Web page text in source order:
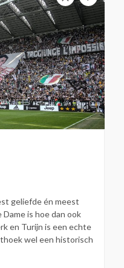
geliefde én meest
is hoe dan ook
en Turijn is een echte
wel een historisch